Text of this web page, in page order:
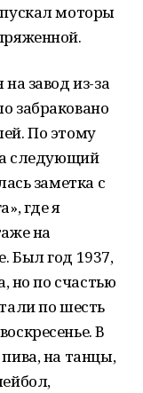
моторы
завод из-за
забраковано
По этому
следующий
заметка с
где я
на
Был год 1937,
но по счастью
по шесть
В
на танцы,